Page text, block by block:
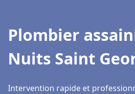
Plombier
Nuits Saint
Intervention rapide et